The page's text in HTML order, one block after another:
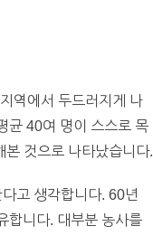
역에서 두드러지게 나
균 40여 명이 스스로 목
것으로 나타났습니다.
고 생각합니다. 60년
합니다. 대부분 농사를